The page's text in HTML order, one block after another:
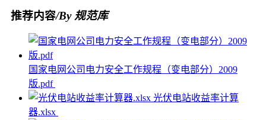
推荐内容/By 规范库
国家电网公司电力安全工作规程（变电部分）2009
版.pdf
光伏电站收益率计算
器.xlsx